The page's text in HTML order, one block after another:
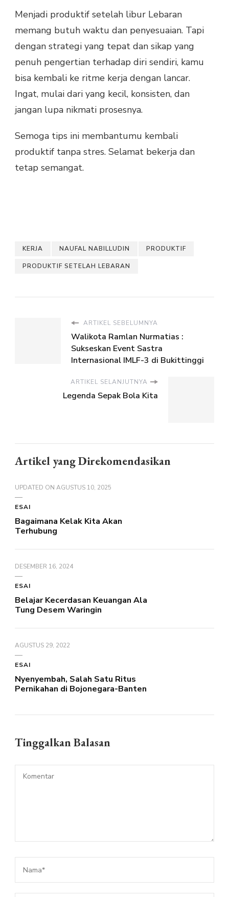
Menjadi produktif setelah libur Lebaran
memang butuh waktu dan penyesuaian. Tapi
dengan strategi yang tepat dan sikap yang
penuh pengertian terhadap diri sendiri, kamu
bisa kembali ke ritme kerja dengan lancar.
Ingat, mulai dari yang kecil, konsisten, dan
jangan lupa nikmati prosesnya.
Semoga tips ini membantumu kembali
produktif tanpa stres. Selamat bekerja dan
tetap semangat.
KERJA NAUFAL NABILLUDIN PRODUKTIF
PRODUKTIF SETELAH LEBARAN
ARTIKEL SEBELUMNYA
Walikota Ramlan Nurmatias :
Sukseskan Event Sastra
Internasional IMLF-3 di Bukittinggi
ARTIKEL SELANJUTNYA
Legenda Sepak Bola Kita
Artikel yang Direkomendasikan
UPDATED ON AGUSTUS 10, 2025
ESAI
Bagaimana Kelak Kita Akan
Terhubung
DESEMBER 16, 2024
ESAI
Belajar Kecerdasan Keuangan Ala
Tung Desem Waringin
AGUSTUS 29, 2022
ESAI
Nyenyembah, Salah Satu Ritus
Pernikahan di Bojonegara-Banten
Tinggalkan Balasan